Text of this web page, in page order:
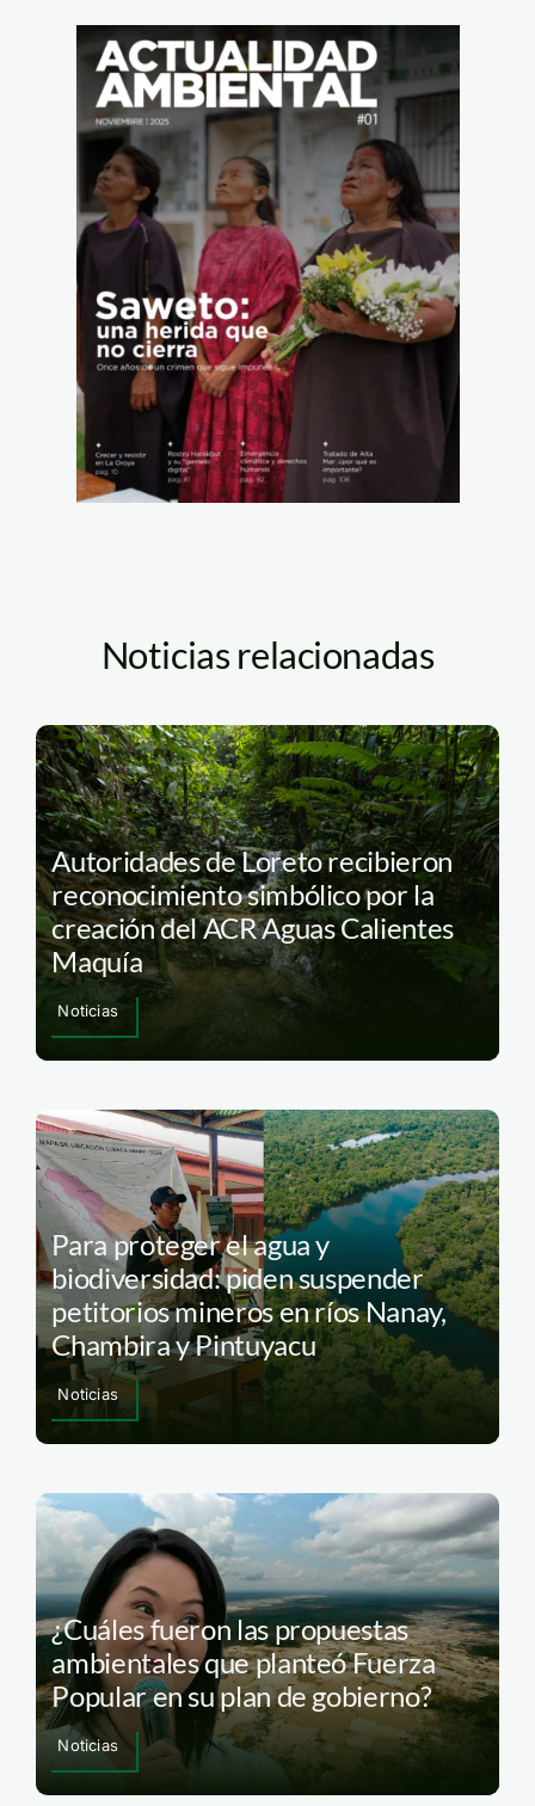
Noticias relacionadas
Autoridades de Loreto recibieron
reconocimiento simbólico por la
creación del ACR Aguas Calientes
Maquía
Noticias
Para proteger el agua y
biodiversidad: piden suspender
petitorios mineros en ríos Nanay,
Chambira y Pintuyacu
Noticias
¿Cuáles fueron las propuestas
ambientales que planteó Fuerza
Popular en su plan de gobierno?
Noticias